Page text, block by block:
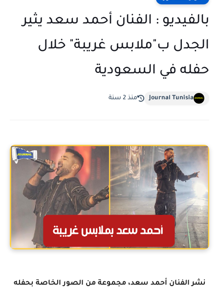
بالفيديو : الفنان أحمد سعد يثير
الجدل ب"ملابس غريبة" خلال
حفله في السعودية
Journal Tunisia منذ 2 سنة
نشر الفنان أحمد سعد، مجموعة من الصور الخاصة بحفله